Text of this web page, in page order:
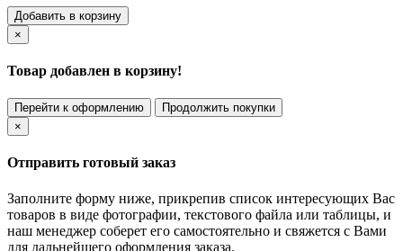
Добавить в корзину
×
Товар добавлен в корзину!
Перейти к оформлению
Продолжить покупки
×
Отправить готовый заказ
Заполните форму ниже, прикрепив список интересующих Вас
товаров в виде фотографии, текстового файла или таблицы, и
наш менеджер соберет его самостоятельно и свяжется с Вами
для дальнейшего оформления заказа.